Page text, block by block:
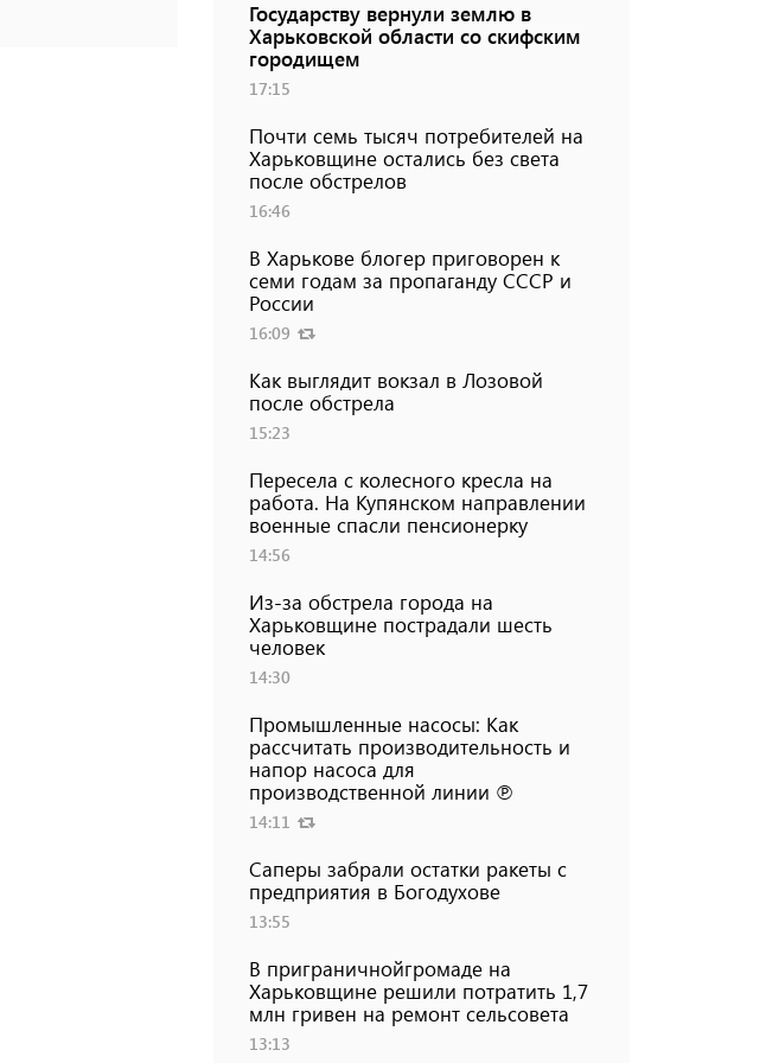
Государству вернули землю в
Харьковской области со скифским
городищем
17:15
Почти семь тысяч потребителей на
Харьковщине остались без света
после обстрелов
16:46
В Харькове блогер приговорен к
семи годам за пропаганду СССР и
России
16:09
Как выглядит вокзал в Лозовой
после обстрела
15:23
Пересела с колесного кресла на
работа. На Купянском направлении
военные спасли пенсионерку
14:56
Из-за обстрела города на
Харьковщине пострадали шесть
человек
14:30
Промышленные насосы: Как
рассчитать производительность и
напор насоса для
производственной линии ℗
14:11
Саперы забрали остатки ракеты с
предприятия в Богодухове
13:55
В приграничнойгромаде на
Харьковщине решили потратить 1,7
млн ​​гривен на ремонт сельсовета
13:13